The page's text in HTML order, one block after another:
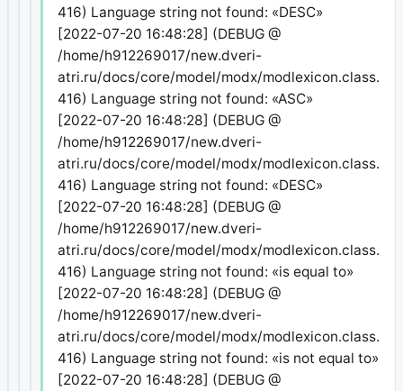
416) Language string not found: «DESC»
[2022-07-20 16:48:28] (DEBUG @
/home/h912269017/new.dveri-
atri.ru/docs/core/model/modx/
416) Language string not found: «ASC»
[2022-07-20 16:48:28] (DEBUG @
/home/h912269017/new.dveri-
atri.ru/docs/core/model/modx/
416) Language string not found: «DESC»
[2022-07-20 16:48:28] (DEBUG @
/home/h912269017/new.dveri-
atri.ru/docs/core/model/modx/
416) Language string not found: «is equal to»
[2022-07-20 16:48:28] (DEBUG @
/home/h912269017/new.dveri-
atri.ru/docs/core/model/modx/
416) Language string not found: «is not equal to»
[2022-07-20 16:48:28] (DEBUG @